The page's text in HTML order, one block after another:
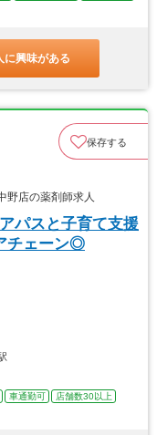
に興味がある
保存する
店の薬剤師求人
パスと子育て支援
チェーン◎
車通勤可
店舗数30以上